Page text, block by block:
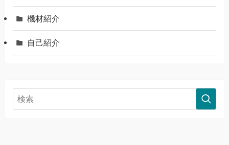
機材紹介
自己紹介